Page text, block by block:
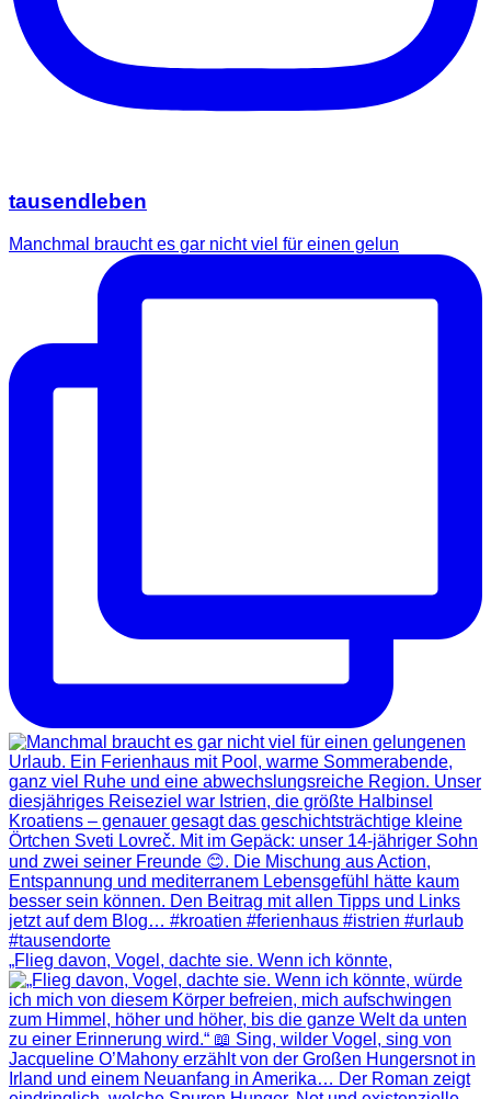
tausendleben
Manchmal braucht es gar nicht viel für einen gelun
„Flieg davon, Vogel, dachte sie. Wenn ich könnte,